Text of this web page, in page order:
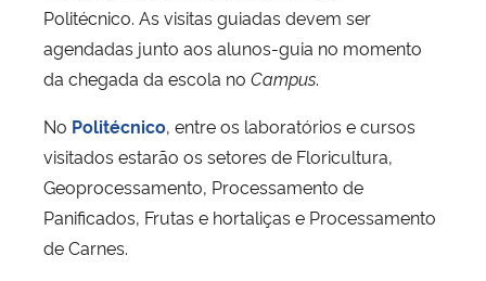
Politécnico. As visitas guiadas devem ser
agendadas junto aos alunos-guia no momento
da chegada da escola no Campus.
No Politécnico, entre os laboratórios e cursos
visitados estarão os setores de Floricultura,
Geoprocessamento, Processamento de
Panificados, Frutas e hortaliças e Processamento
de Carnes.